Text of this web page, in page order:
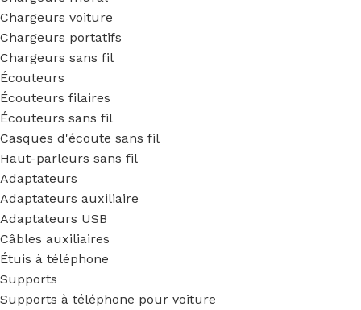
Chargeurs voiture
Chargeurs portatifs
Chargeurs sans fil
Écouteurs
Écouteurs filaires
Écouteurs sans fil
Casques d'écoute sans fil
Haut-parleurs sans fil
Adaptateurs
Adaptateurs auxiliaire
Adaptateurs USB
Câbles auxiliaires
Étuis à téléphone
Supports
Supports à téléphone pour voiture